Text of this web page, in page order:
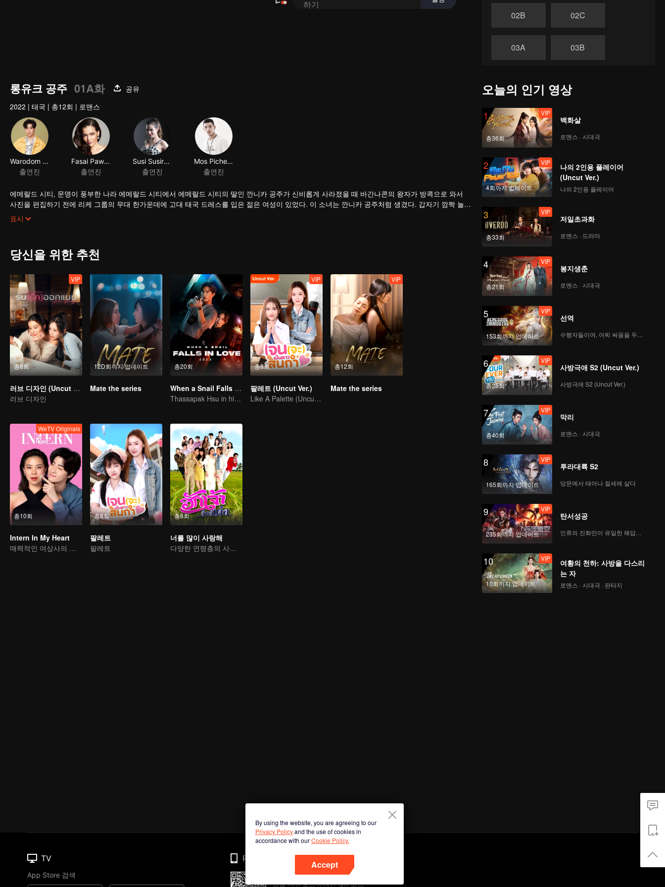
02B 02C
03A 03B
04B
05A 05B
05C 06A
06B
07A 07B
07C 08A
08B
09A 09B
09C 10A
롱유크 공주 01A화
공유
2022 | 태국 | 총12회 | 로맨스
Warodom Khemmonta
출연진
Fasai Paweensuda Druin
출연진
에메랄드 시티, 문명이 풍부한 나라 에메랄드 시티에서 에메랄드 시티의 딸인 깐니카 공주가 신비롭게 사라졌을 때 바간나콘의 왕자가 방콕으로 와서
사진을 편집하기 전에 리케 그룹의 무대 한가운데에 고대 태국 드레스를 입은 젊은 여성이 있었다. 이 소녀는 깐니카 공주처럼 생겼다. 갑자기 깜짝 놀라
서 여기에 왔다. 그녀는 사람들이 무슨 일이 일어났는지 놀라도록 도망쳤다. 유명한 광고 회사 CEO인 주(州)가 고대 태국 드레스를 입은 젊은 여성이 차
앞을 가로지르는 것을 본 것과 같은 리듬이다. 그래서 그는 갑자기 브레이크를 밟았다. 주(州)는 그녀가 교통사고로 뇌진탕을 받았다고 생각했기 때문에
자, 이야기가 전개되는 것은 주 고객이 광고 모델로 가니카를 필요로 할 때입니다. 가니가는 국가가 그녀의 가족이기 때문에 선택의 여지가 없습니다. 가
니가는 일을 수락합니다. 한 가지 교환은 국가가 그녀를 에메랄드 시티로 데려가는 방법을 찾는 것을 도와야 한다는 것입니다. 그러나 ...
그러나 실제로 에메랄드 시티로 돌아가는 것이 생각보다 쉽지 않았다. 수티는 에메랄드 시티로 데려오는 것을 이용하려고 생각했을 때 국가는 수티를
드 시티에서 방콕으로 시간을 건너왔다는 사실을 밝혔다. 공주가 사라진 비밀을 알고 골동품 가게를 열었죠. 그가 원하는 게 뭘까?
표시
당신을 위한 추천
총8회
VIP
러브 디자인 (Uncut Ver.)
러브 디자인
12D회까지 업데이트
Mate the series
총20회
When a Snail Falls in Love 2023
Thassapak Hsu in his leading role in this series featuring two ace investigators
총8회
VIP
팔레트 (Uncut Ver.)
Like A Palette (Uncut Ver.)
총12회
VIP
Mate the series
총10회
WeTV Originals
Intern In My Heart
매력적인 여상사의 마음를 사로잡은 강아지 남친
총8회
팔레트
팔레트
총8회
너를 많이 사랑해
다양한 연령층의 사랑 이야기
오늘의 인기 영상
1
총36회
VIP
백화살
로맨스 · 시대극
2
4회까지 업데이트
VIP
나의 2인용 플레이어
(Uncut Ver.)
나의 2인용 플레이어
3
총33회
VIP
저일초과화
로맨스 · 드라마
4
총21회
VIP
봉지생춘
로맨스 · 시대극
5
153회까지 업데이트
VIP
선역
6
총25회
VIP
사방극애 S2 (Uncut Ver.)
사방극애 S2 (Uncut Ver.)
7
총40회
VIP
막리
로맨스 · 시대극
8
165회까지 업데이트
VIP
투라대륙 S2
당문에서 태어나 절세에 살다
9
235회까지 업데이트
VIP
탄서성공
인류의 진화만이 유일한 해답이다
10
10회까지 업데이트
VIP
여황의 천하: 사방을 다스리
는 자
로맨스 · 시대극 · 판타지
By using the website, you are agreeing to our
Privacy Policyand the use of cookies in
accordance with ourCookie Policy.
Accept
TV
App Store 검색
Phone
앱을 다운로드하려면 QR 코드